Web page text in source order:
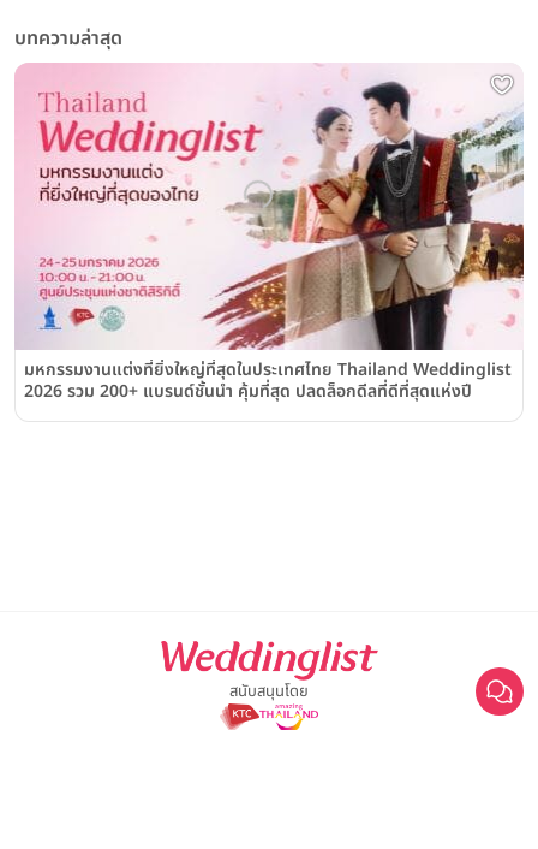
บทความล่าสุด
มหกรรมงานแต่งที่ยิ่งใหญ่ที่สุดในประเทศไทย Thailand Weddinglist
2026 รวม 200+ แบรนด์ชั้นนำ คุ้มที่สุด ปลดล็อกดีลที่ดีที่สุดแห่งปี
สนับสนุนโดย